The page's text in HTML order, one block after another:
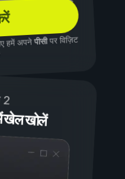
हमें अपनेपीसीपर विज़िट
2
खेल खोलें